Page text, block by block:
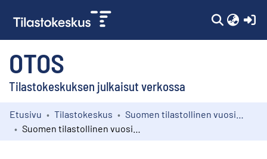
OTOS
Tilastokeskuksen julkaisut verkossa
Kokoelmat
Etusivu Tilastokeskus